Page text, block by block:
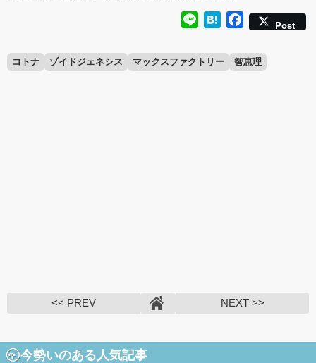
Line HatenaFacebook
Post
コトナ ゾイドジェネシス マックスファクトリー 智恵理
<< PREV NEXT >>
今勢いのある人気記事